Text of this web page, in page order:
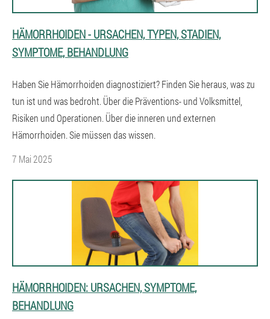
HÄMORRHOIDEN - URSACHEN, TYPEN, STADIEN,
SYMPTOME, BEHANDLUNG
Haben Sie Hämorrhoiden diagnostiziert? Finden Sie heraus, was zu
tun ist und was bedroht. Über die Präventions- und Volksmittel,
Risiken und Operationen. Über die inneren und externen
Hämorrhoiden. Sie müssen das wissen.
7 Mai 2025
HÄMORRHOIDEN: URSACHEN, SYMPTOME,
BEHANDLUNG